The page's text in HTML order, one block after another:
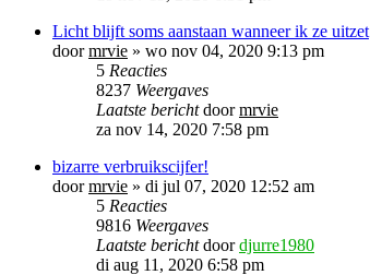
Licht blijft soms aanstaan wanneer ik ze uitzet
doormrvie » wo nov 04, 2020 9:13 pm
5 Reacties
8237 Weergaves
Laatste berichtdoormrvie
za nov 14, 2020 7:58 pm
bizarre verbruikscijfer!
doormrvie » di jul 07, 2020 12:52 am
5 Reacties
9816 Weergaves
Laatste berichtdoordjurre1980
di aug 11, 2020 6:58 pm